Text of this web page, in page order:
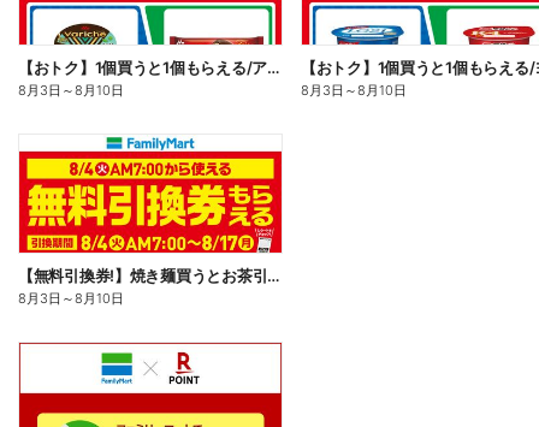
【おトク】1個買うと1個もらえる/アイス
8月3日 ～8月10日 8月3日 ～8月10日
【無料引換券!】焼き麺買うとお茶引換券貰える!
8月3日 ～8月10日